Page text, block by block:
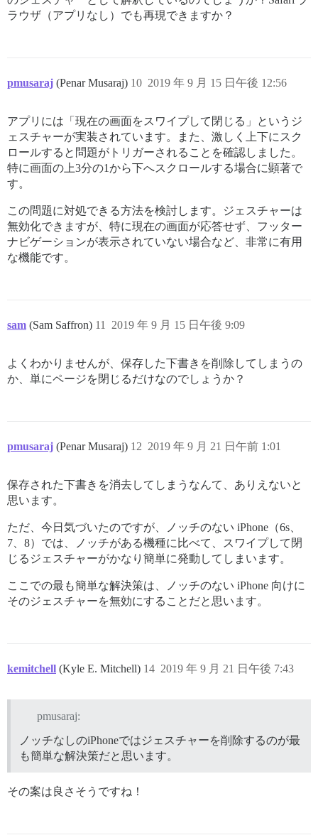
ラウザ（アプリなし）でも再現できますか？
pmusaraj (Penar Musaraj) 2019 年 9 月 15 日午後 12:56
10
アプリには「現在の画面をスワイプして閉じる」というジ
ェスチャーが実装されています。また、激しく上下にスク
ロールすると問題がトリガーされることを確認しました。
特に画面の上3分の1から下へスクロールする場合に顕著で
す。
この問題に対処できる方法を検討します。ジェスチャーは
無効化できますが、特に現在の画面が応答せず、フッター
ナビゲーションが表示されていない場合など、非常に有用
な機能です。
sam (Sam Saffron) 2019 年 9 月 15 日午後 9:09
11
よくわかりませんが、保存した下書きを削除してしまうの
か、単にページを閉じるだけなのでしょうか？
pmusaraj (Penar Musaraj) 2019 年 9 月 21 日午前 1:01
12
保存された下書きを消去してしまうなんて、ありえないと
思います。
ただ、今日気づいたのですが、ノッチのない iPhone（6s、
7、8）では、ノッチがある機種に比べて、スワイプして閉
じるジェスチャーがかなり簡単に発動してしまいます。
ここでの最も簡単な解決策は、ノッチのない iPhone 向けに
そのジェスチャーを無効にすることだと思います。
kemitchell (Kyle E. Mitchell) 2019 年 9 月 21 日午後 7:43
14
pmusaraj:
ノッチなしのiPhoneではジェスチャーを削除するのが最
も簡単な解決策だと思います。
その案は良さそうですね！